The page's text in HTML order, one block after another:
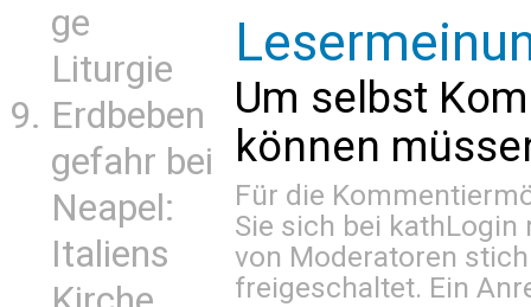
ge
Liturgie
Erdbeben
gefahr bei
Neapel:
Italiens
Um selbst
können
Für die
Sie sich bei kathLogin
von Moderatoren
freigeschaltet. Ein